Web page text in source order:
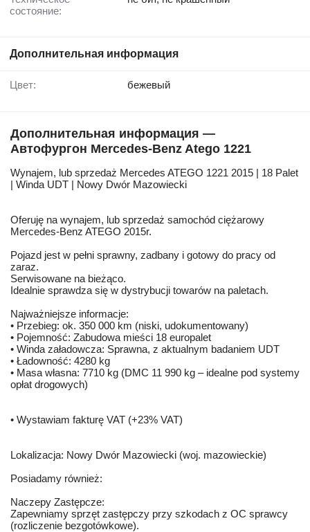
состояние:
Дополнительная информация
Цвет: бежевый
Дополнительная информация —
Автофургон Mercedes-Benz Atego 1221
Wynajem, lub sprzedaż Mercedes ATEGO 1221 2015 | 18 Palet
| Winda UDT | Nowy Dwór Mazowiecki
Oferuję na wynajem, lub sprzedaż samochód ciężarowy
Mercedes-Benz ATEGO 2015r.
Pojazd jest w pełni sprawny, zadbany i gotowy do pracy od
zaraz.
Serwisowane na bieżąco.
Idealnie sprawdza się w dystrybucji towarów na paletach.
Najważniejsze informacje:
• Przebieg: ok. 350 000 km (niski, udokumentowany)
• Pojemność: Zabudowa mieści 18 europalet
• Winda załadowcza: Sprawna, z aktualnym badaniem UDT
• Ładowność: 4280 kg
• Masa własna: 7710 kg (DMC 11 990 kg – idealne pod systemy
opłat drogowych)
• Wystawiam fakturę VAT (+23% VAT)
Lokalizacja: Nowy Dwór Mazowiecki (woj. mazowieckie)
Posiadamy również:
Naczepy Zastępcze:
Zapewniamy sprzęt zastępczy przy szkodach z OC sprawcy
(rozliczenie bezgotówkowe).